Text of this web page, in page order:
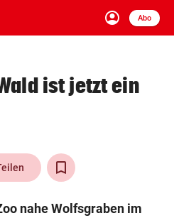
account_circle
Anmelden
Abo
close Schließen
arrow_right
ist jetzt ein
nahe Wolfsgraben im